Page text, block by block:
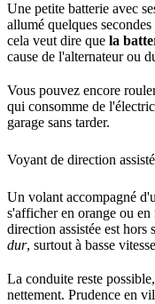
Une petite batterie avec
allumé quelques
cela veut dire que la
cause de l'alternateur ou
Vous pouvez encore
qui consomme de
garage sans tarder.
Voyant de direction
Un volant accompagné
s'afficher en orange ou
direction assistée est
dur, surtout à basse
La conduite reste
nettement. Prudence en